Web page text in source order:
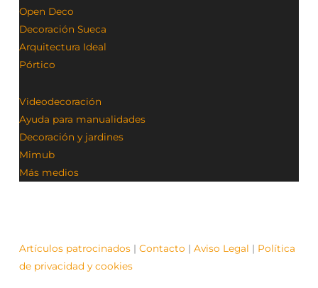
Open Deco
Decoración Sueca
Arquitectura Ideal
Pórtico
Videodecoración
Ayuda para manualidades
Decoración y jardines
Mimub
Más medios
Artículos patrocinados |Contacto |Aviso Legal | Política
de privacidad y cookies